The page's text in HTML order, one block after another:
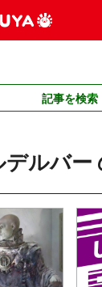
記事を検索
デルバー